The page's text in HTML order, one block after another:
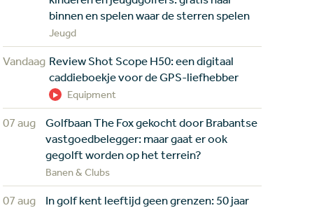
binnen en spelen waar de sterren spelen
Jeugd
Vandaag Review Shot Scope H50: een digitaal
caddieboekje voor de GPS-liefhebber
Equipment
07 aug
Golfbaan The Fox gekocht door Brabantse
vastgoedbelegger: maar gaat er ook
gegolft worden op het terrein?
Banen & Clubs
07 aug
In golf kent leeftijd geen grenzen: 50 jaar